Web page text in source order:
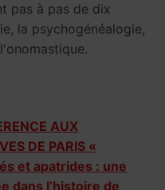
pas à pas de dix
la psychogénéalogie,
AUX
DE PARIS «
et apatrides : une
dans l’histoire de